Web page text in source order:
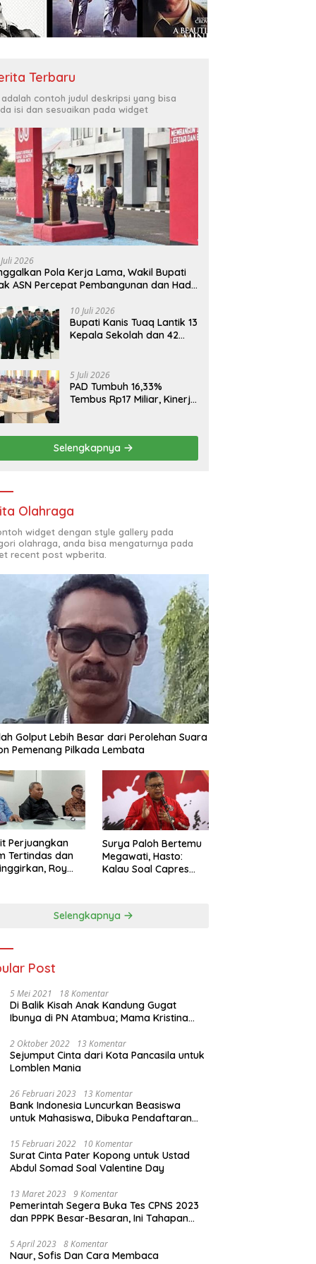
Terbaru
adalah contoh judul deskripsi yang bisa
isi dan sesuaikan pada widget
2026
Pola Kerja Lama, Wakil Bupati
ASN Percepat Pembangunan dan Hadir
10 Juli 2026
Bupati Kanis Tuaq Lantik 13
Kepala Sekolah dan 42
5 Juli 2026
PAD Tumbuh 16,33%
Tembus Rp17 Miliar, Kinerja
Selengkapnya
Olahraga
widget dengan style gallery pada
olahraga, anda bisa mengaturnya pada
recent post wpberita.
Golput Lebih Besar dari Perolehan Suara
Pemenang Pilkada Lembata
Perjuangkan
Tertindas dan
Roy
Surya Paloh Bertemu
Megawati, Hasto:
Kalau Soal Capres
Selengkapnya
Post
5 Mei 2021 18 Komentar
Di Balik Kisah Anak Kandung Gugat
Ibunya di PN Atambua; Mama Kristina
2 Oktober 2022 13 Komentar
Sejumput Cinta dari Kota Pancasila untuk
Lomblen Mania
26 Februari 2023 13 Komentar
Bank Indonesia Luncurkan Beasiswa
untuk Mahasiswa, Dibuka Pendaftaran
15 Februari 2022 10 Komentar
Surat Cinta Pater Kopong untuk Ustad
Abdul Somad Soal Valentine Day
13 Maret 2023 9 Komentar
Pemerintah Segera Buka Tes CPNS 2023
dan PPPK Besar-Besaran, Ini Tahapan
5 April 2023 8 Komentar
Naur, Sofis Dan Cara Membaca